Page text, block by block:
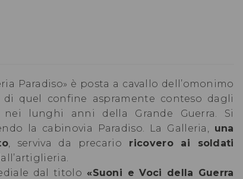
Paradiso» è posta a cavallo dell’omonimo
di quel confine aspramente conteso dagli
lunghi anni della Grande Guerra. Si
la cabinovia Paradiso. La Galleria, una
, serviva da precario ricovero ai soldati
dal titolo «Suoni e Voci della Guerra